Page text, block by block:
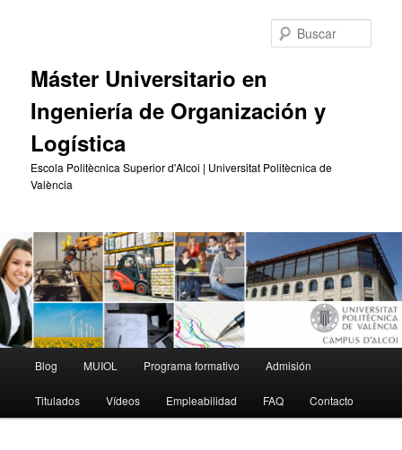
Máster Universitario en
Ingeniería de Organización y
Logística
Escola Politècnica Superior d'Alcoi | Universitat Politècnica de
València
principal
Blog MUIOL Programa formativo Admisión
Titulados Vídeos Empleabilidad FAQ Contacto